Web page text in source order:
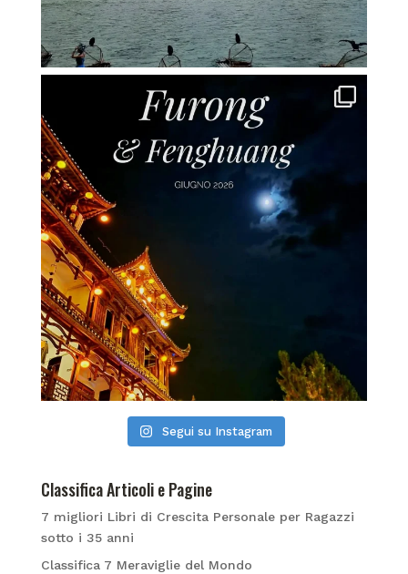
Segui su Instagram
Classifica Articoli e Pagine
7 migliori Libri di Crescita Personale per Ragazzi
sotto i 35 anni
Classifica 7 Meraviglie del Mondo